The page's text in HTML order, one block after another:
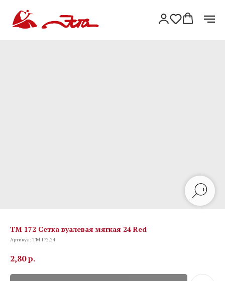
TM 172 Сетка вуалевая мягкая 24 Red
Артикул:TM 172.24
2,80р.